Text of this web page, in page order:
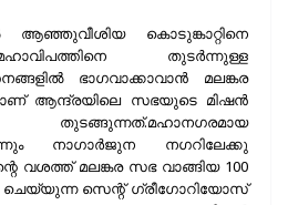
കൊടുങ്കാറ്റിനെ
തുടര്‍ന്നുള്ള
ഭാഗവാക്കാവാന്‍ മലങ്കര
ആന്ദ്രയിലെ സഭയുടെ മിഷന്‍
നാഗാര്‍ജുന നഗറിലേക്കു
വശത്ത് മലങ്കര സഭ വാങ്ങിയ 100
ചെയ്യുന്ന സെന്റ് ഗ്രീഗോറിയോസ്